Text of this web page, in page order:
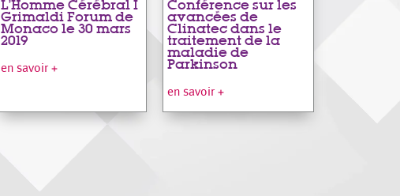
L’Homme Cérébral I
Grimaldi Forum de
Monaco le 30 mars
2019
en savoir +
Conférence sur les
avancées de
Clinatec dans le
traitement de la
maladie de
Parkinson
en savoir +